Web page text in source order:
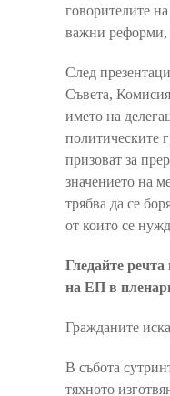
говорителите
важни реформи,
След
Съвета,
името на
политическите
призоват за
значението на
трябва да се
от които се
Гледайте
на ЕП в
Гражданите
В събота
тяхното